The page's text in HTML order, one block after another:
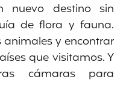
nuevo destino sin
de flora y fauna.
animales y encontrar
que visitamos. Y
cámaras para